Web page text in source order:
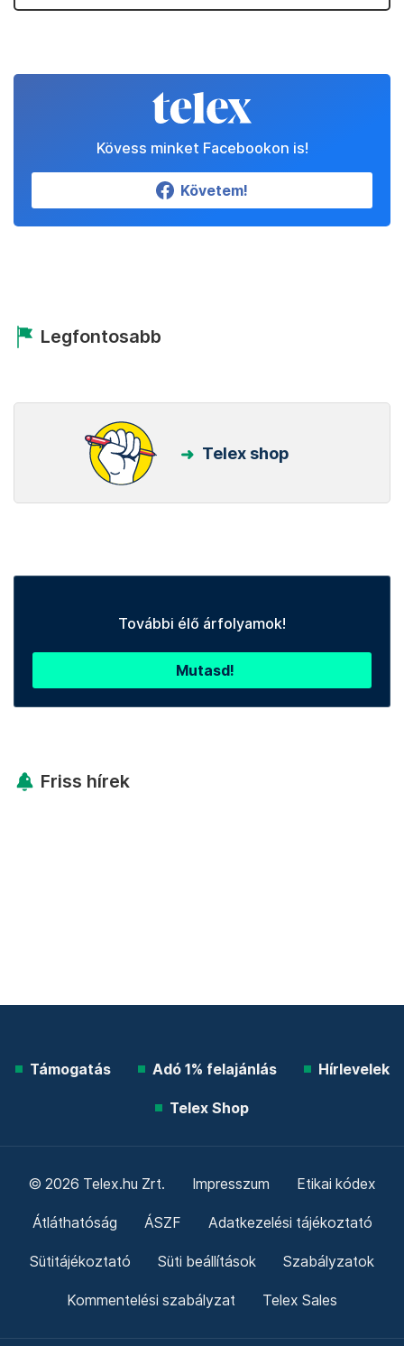
Kövess minket Facebookon is!
Követem!
Legfontosabb
Telex shop
További élő árfolyamok!
Mutasd!
Friss hírek
Támogatás Adó 1% felajánlás Hírlevelek
Telex Shop
© 2026 Telex.hu Zrt. Impresszum Etikai kódex
Átláthatóság ÁSZF Adatkezelési tájékoztató
Sütitájékoztató Süti beállítások Szabályzatok
Kommentelési szabályzat Telex Sales